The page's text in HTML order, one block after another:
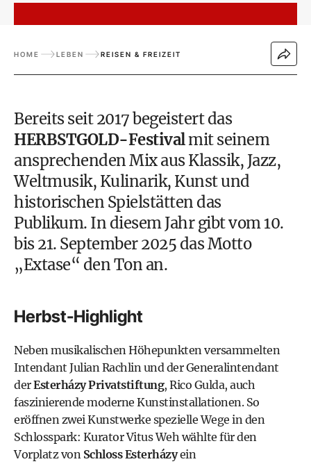
HOME LEBEN REISEN & FREIZEIT
Bereits seit 2017 begeistert das
HERBSTGOLD-Festivalmit seinem
ansprechenden Mix aus Klassik, Jazz,
Weltmusik, Kulinarik, Kunst und
historischen Spielstätten das
Publikum. In diesem Jahr gibt vom 10.
bis 21. September 2025 das Motto
„Extase“ den Ton an.
Herbst-Highlight
Neben musikalischen Höhepunkten versammelten
Intendant Julian Rachlin und der Generalintendant
derEsterházy Privatstiftung, Rico Gulda, auch
faszinierende moderne Kunstinstallationen. So
eröffnen zwei Kunstwerke spezielle Wege in den
Schlosspark: Kurator Vitus Weh wählte für den
Vorplatz von Schloss Esterházyein